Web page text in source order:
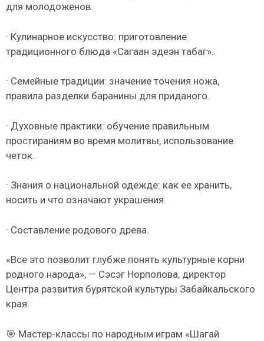
для молодоженов.
· Кулинарное искусство: приготовление
традиционного блюда «Сагаан эдеэн табаг».
· Семейные традиции: значение точения ножа,
правила разделки баранины для приданого.
· Духовные практики: обучение правильным
простираниям во время молитвы, использование
четок.
· Знания о национальной одежде: как ее хранить,
носить и что означают украшения.
· Составление родового древа.
«Все это позволит глубже понять культурные корни
родного народа», — Сэсэг Норполова, директор
Центра развития бурятской культуры Забайкальского
края.
🎯 Мастер-классы по народным играм «Шагай